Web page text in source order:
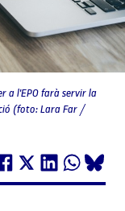
a l'EPO farà servir la
(foto: Lara Far /